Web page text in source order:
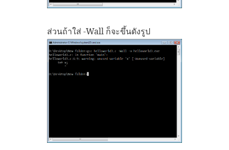
ส่วนถ้าใส่ -Wall ก็จะขึ้นดังรูป